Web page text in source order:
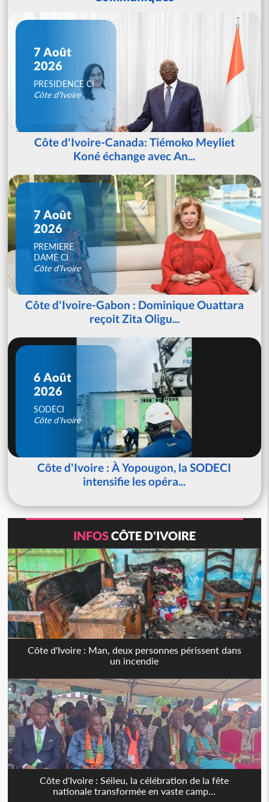
7 Août
2026
PRESIDENCE CI
Côte d'Ivoire
Côte d'Ivoire-Canada: Tiémoko Meyliet
Koné échange avec An...
7 Août
2026
PREMIERE
DAME CI
Côte d'Ivoire
Côte d'Ivoire-Gabon : Dominique Ouattara
reçoit Zita Oligu...
6 Août
2026
SODECI
Côte d'Ivoire
Côte d'Ivoire : À Yopougon, la SODECI
intensifie les opéra...
INFOSCÔTE D'IVOIRE
Côte d'Ivoire : Man, deux personnes périssent dans
un incendie
Côte d'Ivoire : Séileu, la célébration de la fête
nationale transformée en vaste camp...